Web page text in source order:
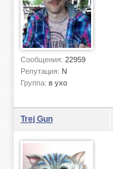
Сообщения: 22959
Репутация: N
Группа: в ухо
Trej Gun